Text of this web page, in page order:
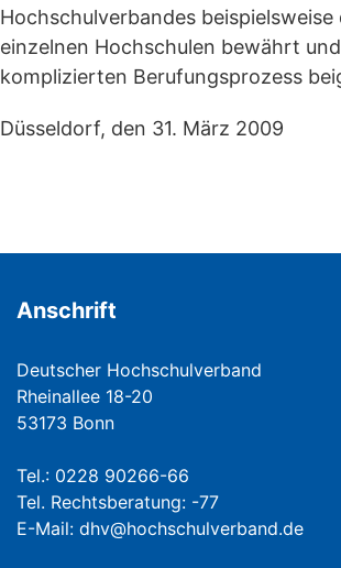
Hochschulverbandes
einzelnen Hochschulen bewährt
komplizierten Berufungsprozess
Düsseldorf, den 31. März 2009
Anschrift
Deutscher Hochschulverband
Rheinallee 18-20
53173 Bonn
Tel.: 0228 90266-66
Tel. Rechtsberatung: -77
E-Mail: dhv@hochschulverband.de